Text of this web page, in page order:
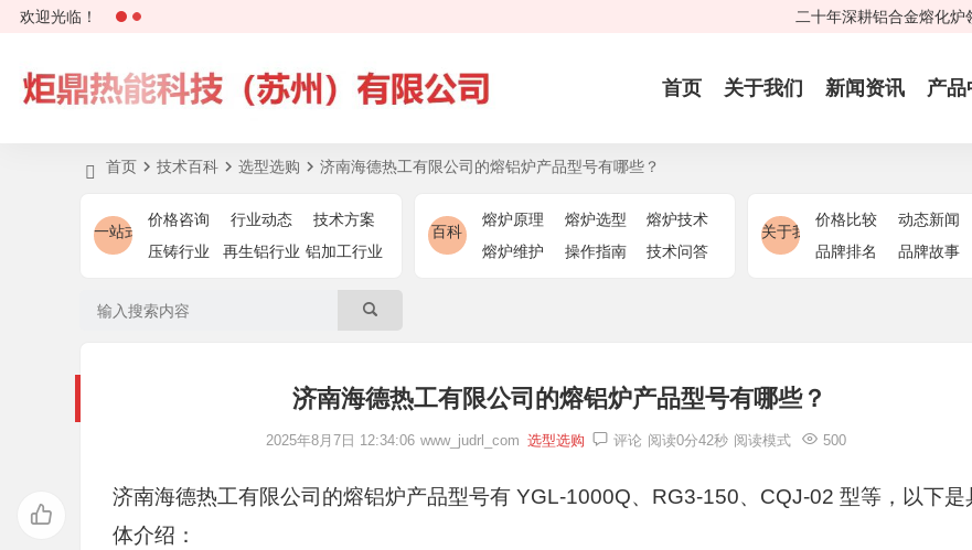
欢迎光临！ 二十年深耕铝合金熔化炉
首页 关于我们 新闻资讯 产品
首页 技术百科 选型选购 济南海德热工有限公司的熔铝炉产品型号有哪些？
一站式
价格咨询 行业动态
技术方案
压铸行业
再生铝行业 铝加工行业
百科
熔炉原理 熔炉选型
熔炉技术
熔炉维护
操作指南 技术问答
关于我们
价格比较 动态新闻
品牌排名
品牌故事
济南海德热工有限公司的熔铝炉产品型号有哪些？
2025年8月7日 12:34:06 www_judrl_com 选型选购 评论 500
阅读0分42秒 阅读模式
济南海德热工有限公司的熔铝炉产品型号有 YGL-1000Q、RG3-150、CQJ-02 型等，以下是
体介绍：